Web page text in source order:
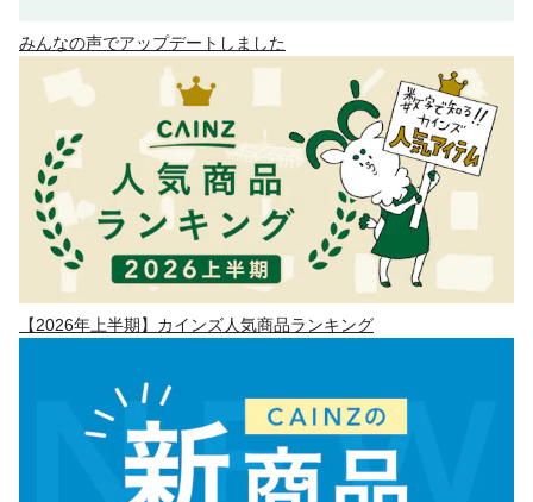
みんなの声でアップデートしました
【2026年上半期】カインズ人気商品ランキング